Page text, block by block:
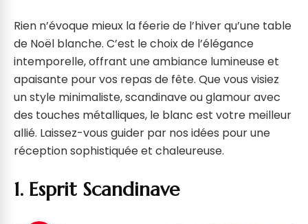
Rien n’évoque mieux la féerie de l’hiver qu’une table
de Noël blanche. C’est le choix de l’élégance
intemporelle, offrant une ambiance lumineuse et
apaisante pour vos repas de fête. Que vous visiez
un style minimaliste, scandinave ou glamour avec
des touches métalliques, le blanc est votre meilleur
allié. Laissez-vous guider par nos idées pour une
réception sophistiquée et chaleureuse.
1. Esprit Scandinave